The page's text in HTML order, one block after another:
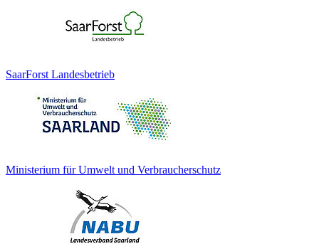
SaarForst Landesbetrieb
Ministerium für Umwelt und Verbraucherschutz